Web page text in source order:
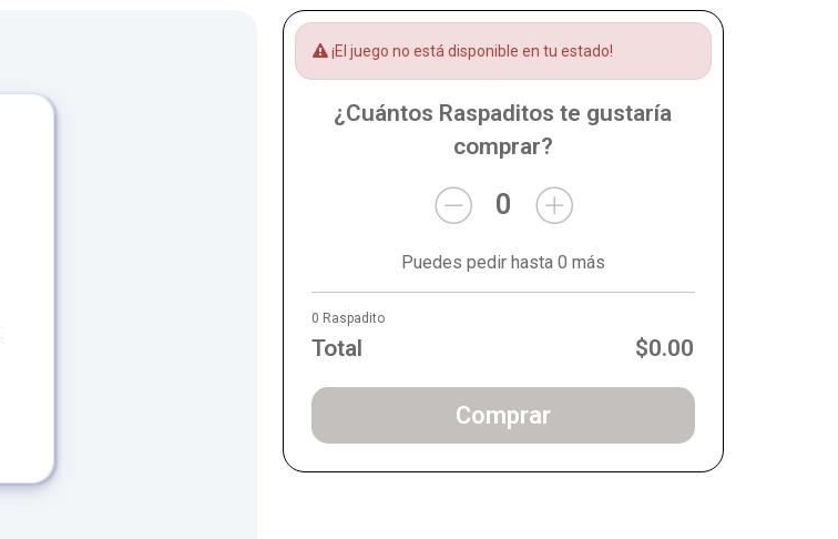
¡El juego no está disponible en tu estado!
¿Cuántos Raspaditos te gustaría
comprar?
0
Puedes pedir hasta 0 más
0 Raspadito
Total $0.00
Comprar